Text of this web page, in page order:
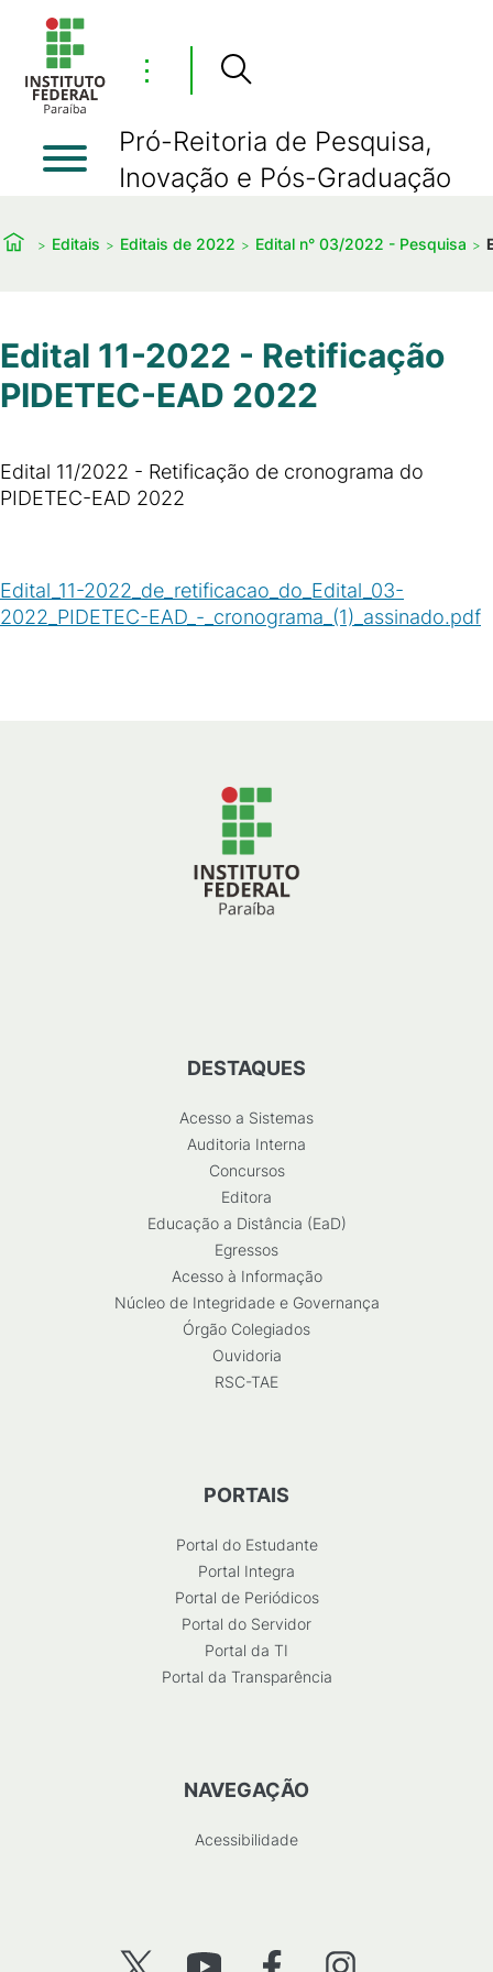
⋮
Pró-Reitoria de Pesquisa,
Inovação e Pós-Graduação
Editais Editais de 2022 Edital n° 03/2022 - Pesquisa
Edital 11-2022 - Retificação
PIDETEC-EAD 2022
Edital 11/2022 - Retificação de cronograma do
PIDETEC-EAD 2022
Edital_11-2022_de_retificacao_do_Edital_03-
2022_PIDETEC-EAD_-_cronograma_(1)_assinado.pdf
DESTAQUES
Acesso a Sistemas
Auditoria Interna
Concursos
Editora
Educação a Distância (EaD)
Egressos
Acesso à Informação
Núcleo de Integridade e Governança
Órgão Colegiados
Ouvidoria
RSC-TAE
PORTAIS
Portal do Estudante
Portal Integra
Portal de Periódicos
Portal do Servidor
Portal da TI
Portal da Transparência
NAVEGAÇÃO
Acessibilidade